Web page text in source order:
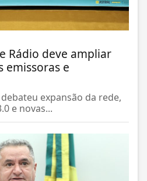
Rádio deve ampliar
emissoras e
expansão da rede,
e novas...